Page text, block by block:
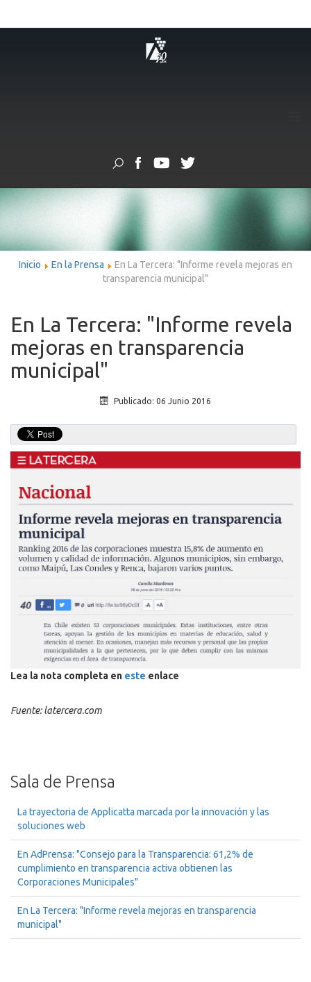
Inicio En la Prensa
En La Tercera: "Informe revela mejoras en
transparencia municipal"
En La Tercera: "Informe revela
mejoras en transparencia
municipal"
Publicado: 06 Junio 2016
Lea la nota completa en este enlace
Fuente: latercera.com
Sala de Prensa
La trayectoria de Applicatta marcada por la innovación y las
soluciones web
En AdPrensa: "Consejo para la Transparencia: 61,2% de
cumplimiento en transparencia activa obtienen las
Corporaciones Municipales"
En La Tercera: "Informe revela mejoras en transparencia
municipal"